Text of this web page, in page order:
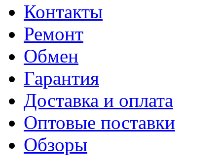
Контакты
Ремонт
Обмен
Гарантия
Доставка и оплата
Оптовые поставки
Обзоры